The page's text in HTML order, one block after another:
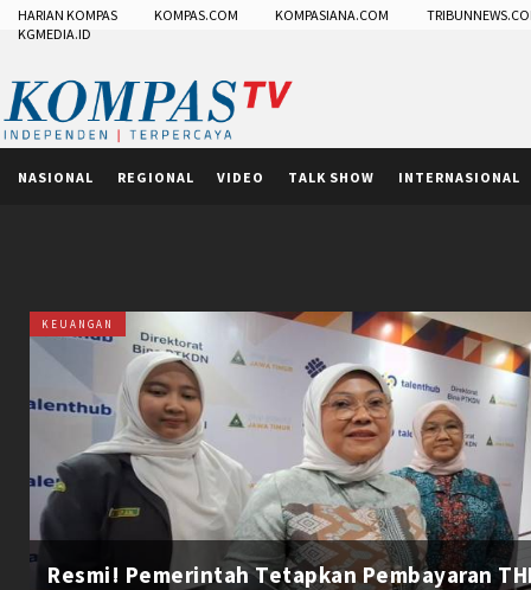
HARIAN KOMPAS KOMPAS.COM KOMPASIANA.COM
KGMEDIA.ID
NASIONAL REGIONAL VIDEO TALK SHOW INTERNASIONAL
KEUANGAN
Resmi! Pemerintah Tetapkan Pembayaran